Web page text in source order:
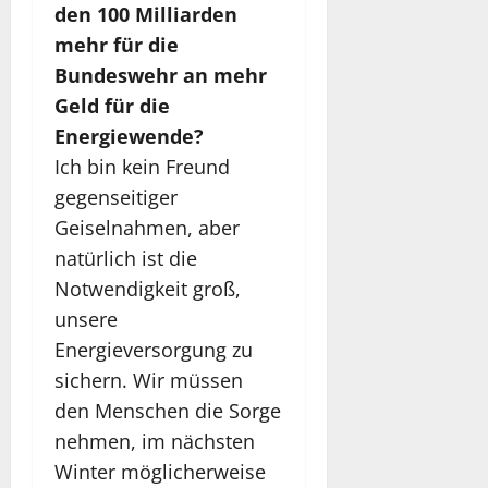
den 100 Milliarden
mehr für die
Bundeswehr an mehr
Geld für die
Energiewende?
Ich bin kein Freund
gegenseitiger
Geiselnahmen, aber
natürlich ist die
Notwendigkeit groß,
unsere
Energieversorgung zu
sichern. Wir müssen
den Menschen die Sorge
nehmen, im nächsten
Winter möglicherweise